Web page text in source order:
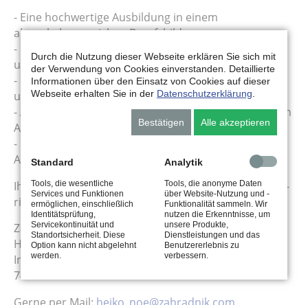
- Eine hochwertige Ausbildung in einem
abwechslungsreichen Berufsbild
- Umfassende praxisorientierte Ausbildung am LKW
und auf der Route
- Gute Zukunftsperspektive in einem erfolgreichen
und wachsenden Unternehmen
- Abwechslungsreiche Tätigkeiten in einem modernen
Arbeitsumfeld
- Erwerb des LKW-Führerscheins in Ihrem ersten
Ausbildungsjahr
Ihre schriftliche Bewerbung – vorzugsweise per Mail –
richten Sie bitte an:
Zahradnik GmbH
Heiko Noe
Industriestraße 5
74821 Mosbach
Durch die Nutzung dieser Webseite erklären Sie sich mit
der Verwendung von Cookies einverstanden. Detaillierte
Informationen über den Einsatz von Cookies auf dieser
Webseite erhalten Sie in der Datenschutzerklärung
Bestätigen Alle akzeptieren
Standard
Tools, die wesentliche
Services und Funktionen
ermöglichen, einschließlich
Identitätsprüfung,
Servicekontinuität und
Standortsicherheit. Diese
Option kann nicht abgelehnt
werden.
Analytik
Tools, die anonyme Daten
über Website-Nutzung und -
Funktionalität sammeln. Wir
nutzen die Erkenntnisse, um
unsere Produkte,
Dienstleistungen und das
Benutzererlebnis zu
verbessern.